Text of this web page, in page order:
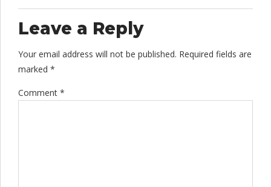
Leave a Reply
Your email address will not be published. Required fields are
marked *
Comment *